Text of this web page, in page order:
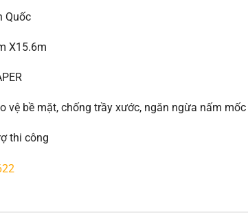
Quốc
X15.6m
vệ bề mặt, chống trầy xước, ngăn ngừa nấm mốc
thi công